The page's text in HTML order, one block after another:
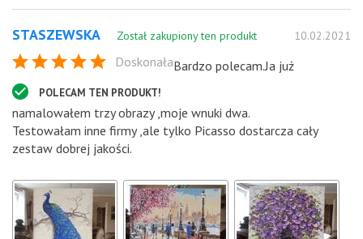
STASZEWSKA Został zakupiony ten produkt 10.02.2021
Doskonała
POLECAM TEN PRODUKT!
Bardzo polecam.Ja już
namalowałem trzy obrazy ,moje wnuki dwa.
Testowałam inne firmy ,ale tylko Picasso dostarcza cały
zestaw dobrej jakości.